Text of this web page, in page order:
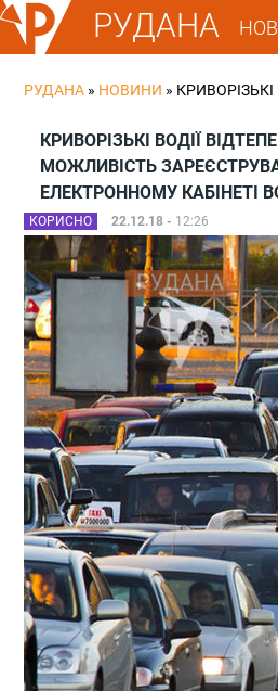
РУДАНА
РУДАНА » НОВИНИ »
КРИВОРІЗЬКІ ВОДІЇ
МОЖЛИВІСТЬ
ЕЛЕКТРОННОМУ КАБІНЕТІ
КОРИСНО 22.12.18 - 12:26